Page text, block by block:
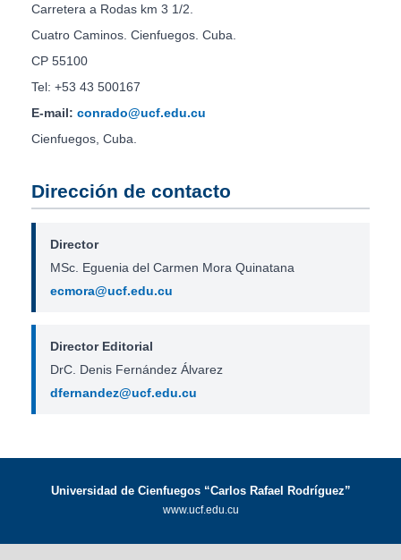
Carretera a Rodas km 3 1/2.
Cuatro Caminos. Cienfuegos. Cuba.
CP 55100
Tel: +53 43 500167
E-mail: conrado@ucf.edu.cu
Cienfuegos, Cuba.
Dirección de contacto
Director
MSc. Eguenia del Carmen Mora Quinatana
ecmora@ucf.edu.cu
Director Editorial
DrC. Denis Fernández Álvarez
dfernandez@ucf.edu.cu
Universidad de Cienfuegos “Carlos Rafael Rodríguez”
www.ucf.edu.cu